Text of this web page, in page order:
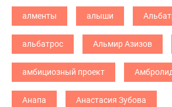
алменты алыши
альбатрос Альмир Азизов
амбициозный проект
Анапа Анастасия Зубова